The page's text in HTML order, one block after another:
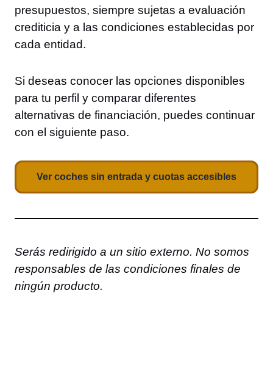
presupuestos, siempre sujetas a evaluación
crediticia y a las condiciones establecidas por
cada entidad.
Si deseas conocer las opciones disponibles
para tu perfil y comparar diferentes
alternativas de financiación, puedes continuar
con el siguiente paso.
Ver coches sin entrada y cuotas accesibles
Serás redirigido a un sitio externo. No somos
responsables de las condiciones finales de
ningún producto.